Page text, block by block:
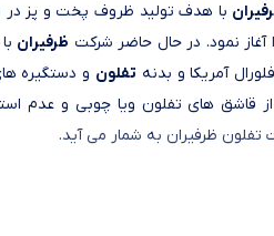
با هدف تولید ظروف پخت و پز در سال 1356 تاسیس شد. از همان ابتدا با انتخاب روش تولید صحیح و
آغاز نمود. در حال حاضر شرکت ظرفیران
آمریکا و بدنه تفلون و دستگیره
از قاشق های تفلون ویا چوبی و عدم
تفلون ظرفیران به شمار می آید.